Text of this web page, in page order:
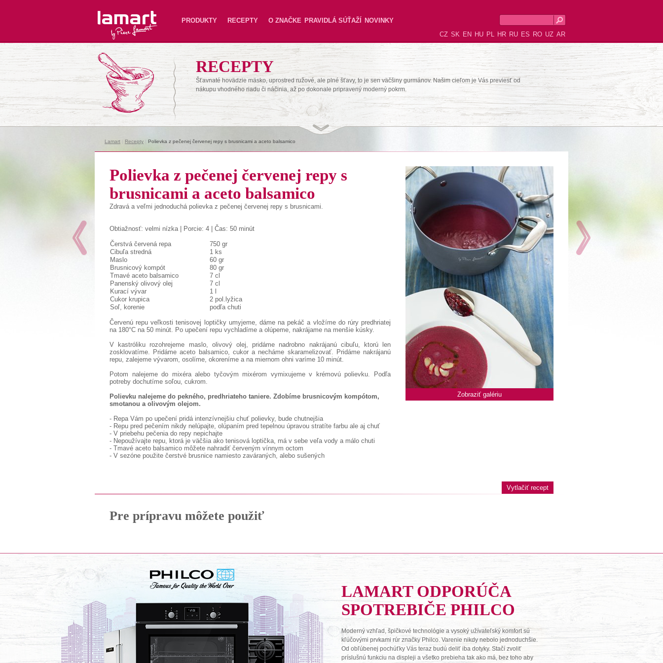
Lamart PRODUKTY RECEPTY O ZNAČKE PRAVIDLÁ SÚŤAŽÍ
NOVINKY
CZ SK EN HU PL HR RU ES RO UZ AR
RECEPTY
Šťavnaté hovädzie mäsko, uprostred ružové, ale plné šťavy, to je sen väčšiny gurmánov. Našim cieľom je Vás previesť od
nákupu vhodného riadu či náčinia, až po dokonale pripravený moderný pokrm.
Lamart Recepty Polievka z pečenej červenej repy s brusnicami a aceto balsamico
Zobraziť galériu
Polievka z pečenej červenej repy s
brusnicami a aceto balsamico
Zdravá a veľmi jednoduchá polievka z pečenej červenej repy s brusnicami.
Obtiažnosť: velmi nízka | Porcie: 4 | Čas: 50 minút
Čerstvá červená repa
750 gr
Cibuľa stredná
1 ks
Maslo
60 gr
Brusnicový kompót
80 gr
Tmavé aceto balsamico
7 cl
Panenský olivový olej
7 cl
Kurací vývar
1 l
Cukor krupica
2 pol.lyžica
Soľ, korenie
podľa chuti
Červenú repu veľkosti tenisovej loptičky umyjeme, dáme na pekáč a vložíme do rúry predhriatej
na 180°C na 50 minút. Po upečení repu vychladíme a olúpeme, nakrájame na menšie kúsky.
V
kastróliku rozohrejeme maslo, olivový olej, pridáme nadrobno nakrájanú cibuľu,
ktorú len
zosklovatíme. Pridáme aceto balsamico, cukor a necháme skaramelizovať. Pridáme nakrájanú
repu, zalejeme vývarom, osolíme, okoreníme a na miernom ohni varíme 10 minút.
Potom
nalejeme do mixéra alebo tyčovým mixérom vymixujeme v krémovú polievku.
Podľa
potreby dochutíme soľou, cukrom.
Polievku nalejeme do pekného, predhriateho taniere. Zdobíme brusnicovým kompótom,
smotanou a olivovým olejom.
- Repa Vám po upečení pridá intenzívnejšiu chuť polievky, bude chutnejšia
- Repu pred pečením nikdy nelúpajte, olúpaním pred tepelnou úpravou stratíte farbu ale aj chuť
- V priebehu pečenia do repy nepichajte
- Nepoužívajte repu, ktorá je väčšia ako tenisová loptička, má v sebe veľa vody a málo chuti
- Tmavé aceto balsamico môžete nahradiť červeným vínnym octom
- V sezóne použite čerstvé brusnice namiesto zaváraných, alebo sušených
Vytlačiť recept
Pre prípravu môžete použiť
LAMART ODPORÚČA
SPOTREBIČE PHILCO
Moderný vzhľad, špičkové technológie a vysoký užívateľský komfort sú
kľúčovými prvkami rúr značky Philco. Varenie nikdy nebolo jednoduchšie.
Od obľúbenej pochúťky Vás teraz budú deliť iba dotyky. Stačí zvoliť
príslušnú funkciu na displeji a všetko prebieha tak ako má, bez toho aby